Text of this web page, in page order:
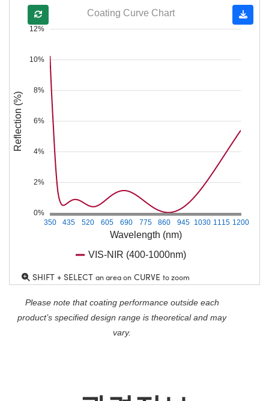
Wavelength (nm)
350 435 520 605 690 775 860 945 1030 1115 1200
0%
2%
4%
6%
8%
10%
12%
Reflection (%)
Coating Curve Chart
VIS-NIR (400-1000nm)
SHIFT + SELECT an area on CURVE to zoom
Please note that coating performance outside each
product’s specified design range is theoretical and may
vary.